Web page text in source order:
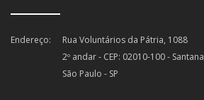
Endereço:
Rua Voluntários da Pátria, 1088
2º andar - CEP: 02010-100 - Santana
São Paulo - SP